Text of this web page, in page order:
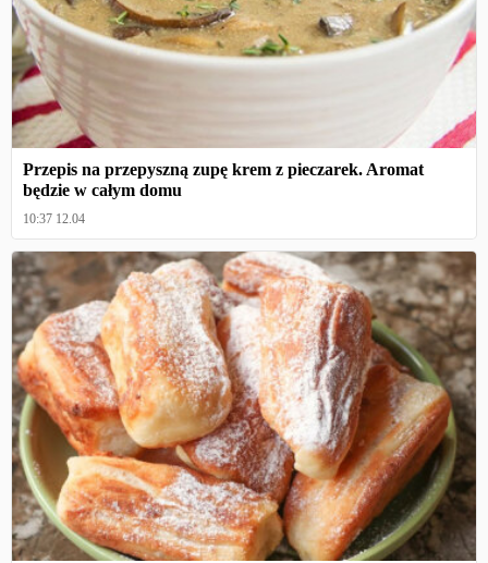
Przepis na przepyszną zupę krem z pieczarek. Aromat
będzie w całym domu
10:37 12.04